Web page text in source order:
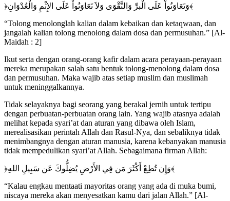
﴿وَتَعَاوَنُواْ عَلَى الْبرِّ وَالتَّقْوَى وَلاَ تَعَاوَنُواْ عَلَى الإِثْمِ وَالْعُدْوَانِ﴾
“Tolong menolonglah kalian dalam kebaikan dan ketaqwaan, dan
jangalah kalian tolong menolong dalam dosa dan permusuhan.” [Al-
Maidah : 2]
Ikut serta dengan orang-orang kafir dalam acara perayaan-perayaan
mereka merupakan salah satu bentuk tolong-menolong dalam dosa
dan permusuhan. Maka wajib atas setiap muslim dan muslimah
untuk meninggalkannya.
Tidak selayaknya bagi seorang yang berakal jernih untuk tertipu
dengan perbuatan-perbuatan orang lain. Yang wajib atasnya adalah
melihat kepada syari’at dan aturan yang dibawa oleh Islam,
merealisasikan perintah Allah dan Rasul-Nya, dan sebaliknya tidak
menimbangnya dengan aturan manusia, karena kebanyakan manusia
tidak mempedulikan syari’at Allah. Sebagaimana firman Allah:
﴿وَإِن تُطِعْ أَكْثَرَ مَن فِي الأَرْضِ يُضِلُّوكَ عَن سَبِيلِ اللهِ﴾
“Kalau engkau mentaati mayoritas orang yang ada di muka bumi,
niscaya mereka akan menyesatkan kamu dari jalan Allah.” [Al-